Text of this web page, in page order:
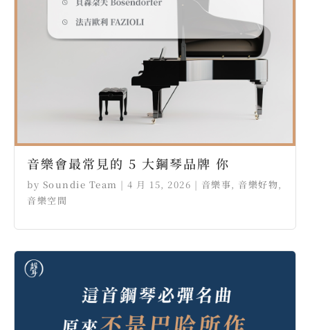
音樂會最常見的 5 大鋼琴品牌 你
by Soundie Team | 4 月 15, 2026 | 音樂事, 音樂好物,
音樂空間